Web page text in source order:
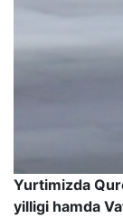
Yurtimizda
yilligi hamda